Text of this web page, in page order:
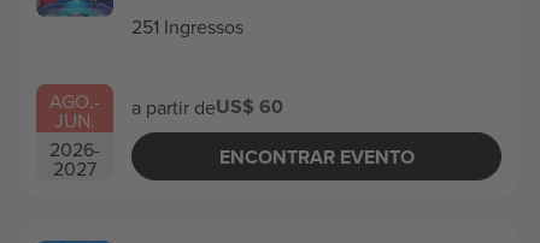
AGO.-
JUN.
2026-
2027
251 Ingressos
a partir deUS$ 60
ENCONTRAR EVENTO